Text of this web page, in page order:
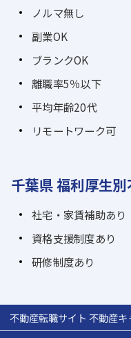
ノルマ無し
副業OK
ブランクOK
離職率5％以下
平均年齢20代
リモートワーク可
千葉県 福利厚生
社宅・家賃補助あり
資格支援制度あり
研修制度あり
不動産転職サイト 不動産キ